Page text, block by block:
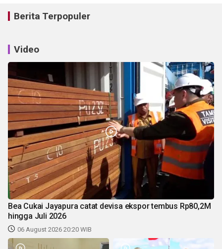
Berita Terpopuler
Video
Bea Cukai Jayapura catat devisa ekspor tembus Rp80,2M
hingga Juli 2026
06 August 2026 20:20 WIB